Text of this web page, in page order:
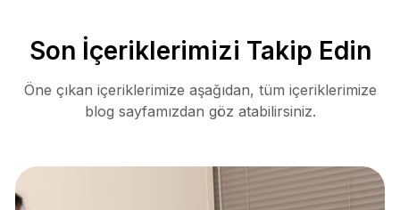
Son İçeriklerimizi Takip Edin
Öne çıkan içeriklerimize aşağıdan, tüm içeriklerimize
blog sayfamızdan göz atabilirsiniz.